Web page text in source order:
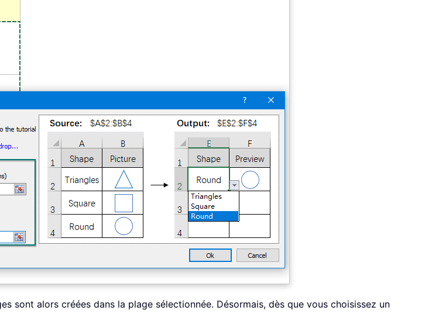
sont alors créées dans la plage sélectionnée. Désormais, dès que vous choisissez un